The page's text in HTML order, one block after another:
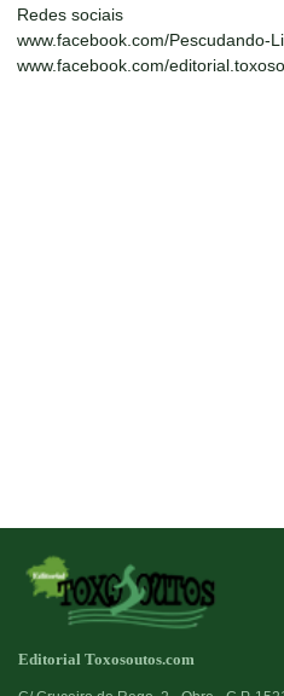
Redes sociais
www.facebook.com/Pescudando-
www.facebook.com/
Editorial Toxosoutos.com